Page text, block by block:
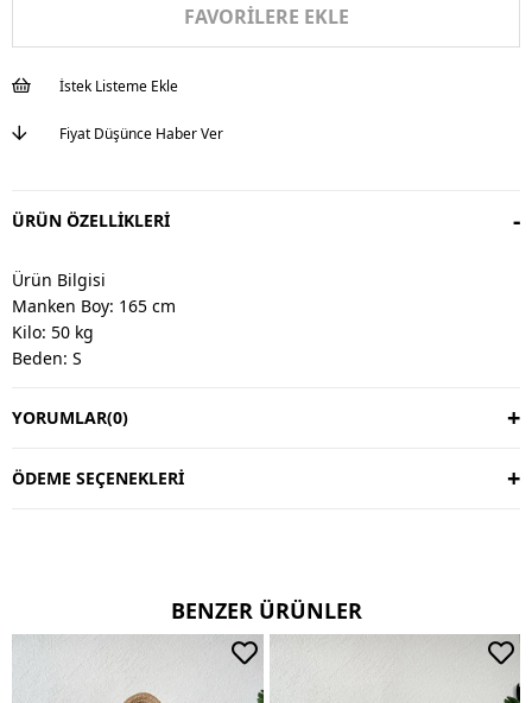
FAVORILERE EKLE
İstek Listeme Ekle
Fiyat Düşünce Haber Ver
ÜRÜN ÖZELLIKLERI
Ürün Bilgisi
Manken Boy: 165 cm
Kilo: 50 kg
Beden: S
Değişim & İade
Değişim süresi 3 iş günüdür.
Ters çevirerek yıkayınız.
Çift renkli ürünlerde yıkama mendili kullanınız.
Deri ve süet ürünleri makinede yıkamayınız, kuru temizleme
YORUMLAR(0)
ÖDEME SEÇENEKLERI
BENZER ÜRÜNLER